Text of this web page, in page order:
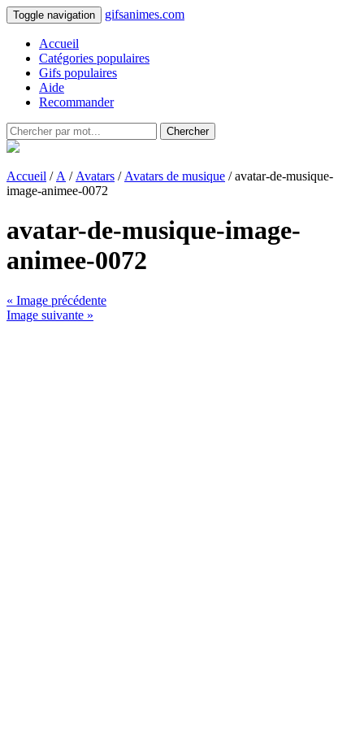
Toggle navigation gifsanimes.com
Accueil
Catégories populaires
Gifs populaires
Aide
Recommander
Chercher
Accueil / A / Avatars / Avatars de musique / avatar-de-musique-
image-animee-0072
avatar-de-musique-image-
animee-0072
« Image précédente
Image suivante »